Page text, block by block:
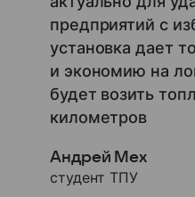
предприятий с
установка дает
и экономию на
будет возить
километров
Андрей Мех
студент ТПУ